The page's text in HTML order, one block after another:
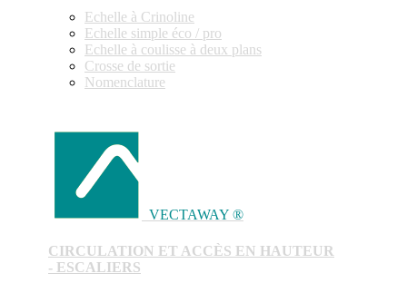
Echelle à Crinoline
Echelle simple éco / pro
Echelle à coulisse à deux plans
Crosse de sortie
Nomenclature
VECTAWAY ®
CIRCULATION ET ACCÈS EN HAUTEUR
- ESCALIERS